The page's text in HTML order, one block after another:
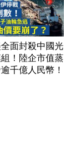
面封殺中國光
！陸企市值蒸
千億人民幣！